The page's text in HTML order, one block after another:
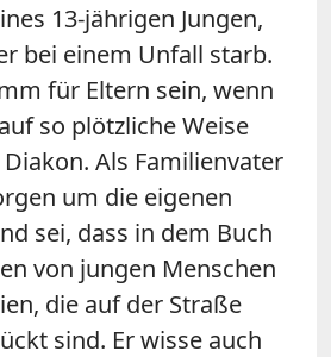
13-jährigen Jungen,
bei einem Unfall starb.
für Eltern sein, wenn
so plötzliche Weise
Als Familienvater
um die eigenen
sei, dass in dem Buch
von jungen Menschen
die auf der Straße
sind. Er wisse auch